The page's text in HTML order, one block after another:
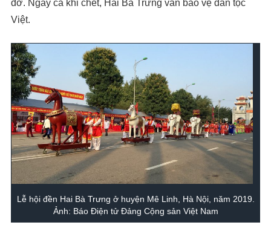
đỡ. Ngay cả khi chết, Hai Bà Trưng vẫn bảo vệ dân tộc
Việt.
Lễ hội đền Hai Bà Trưng ở huyện Mê Linh, Hà Nội, năm 2019.
Ảnh: Báo Điện tử Đảng Cộng sản Việt Nam